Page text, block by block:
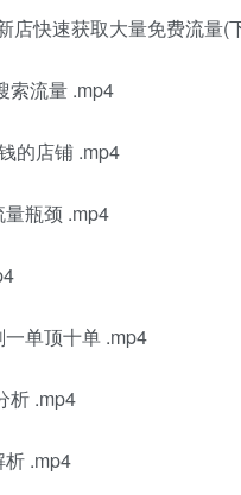
店快速获取大量免费流量(
索流量 .mp4
的店铺 .mp4
量瓶颈 .mp4
单顶十单 .mp4
析 .mp4
析 .mp4